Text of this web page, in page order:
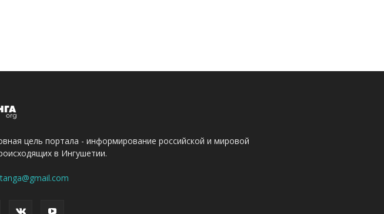
цель портала - информирование российской и мировой
в Ингушетии.